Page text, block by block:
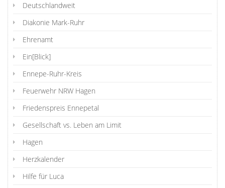
Deutschlandweit
Diakonie Mark-Ruhr
Ehrenamt
Ein[Blick]
Ennepe-Ruhr-Kreis
Feuerwehr NRW Hagen
Friedenspreis Ennepetal
Gesellschaft vs. Leben am Limit
Hagen
Herzkalender
Hilfe für Luca